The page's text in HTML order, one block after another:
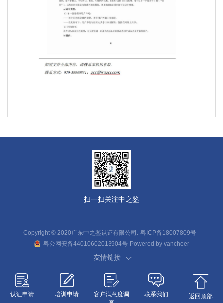
扫一扫关注中之鉴
Copyright © 2020广东中之鉴认证有限公司. 粤ICP备18007809号
粤公网安备44010602013904号 Powered by vancheer
友情链接
认证申请 培训申请
客户满意度调
联系我们 返回顶部